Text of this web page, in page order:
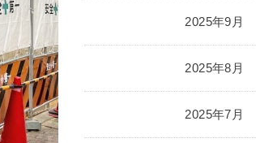
2025年9月
2025年8月
2025年7月